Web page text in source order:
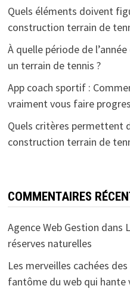
Quels éléments doivent
construction terrain de
À quelle période de
un terrain de tennis ?
App coach sportif :
vraiment vous faire
Quels critères permettent
construction terrain de
COMMENTAIRES
Agence Web Gestion dans
réserves naturelles
Les merveilles cachées
fantôme du web qui hante